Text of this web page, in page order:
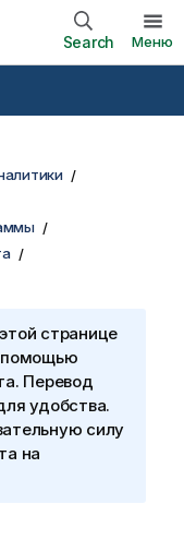
Search Меню
странице
помощью
Перевод
удобства.
силу
на